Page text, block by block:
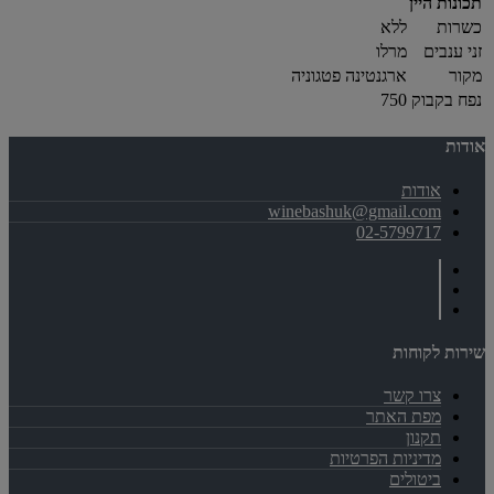
כשרות
ללא
זני ענבים
מרלו
מקור
ארגנטינה פטגוניה
נפח בקבוק 750
אודות
אודות
winebashuk@gmail.com
02-5799717
שירות לקוחות
צרו קשר
מפת האתר
תקנון
מדיניות הפרטיות
ביטולים